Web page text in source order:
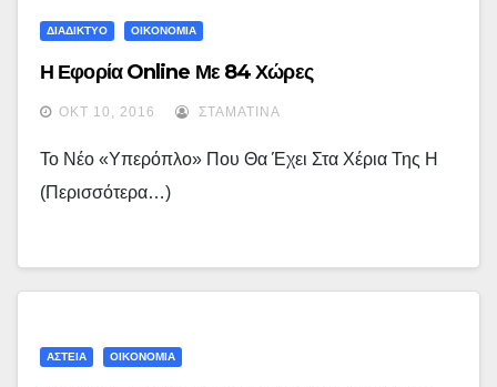
ΔΙΑΔΙΚΤΥΟ ΟΙΚΟΝΟΜΙΑ
Η Εφορία Online Με 84 Χώρες
ΟΚΤ 10, 2016 ΣΤΑΜΑΤΊΝΑ
Το Νέο «υπερόπλο» Που Θα Έχει Στα Χέρια Της Η
(περισσότερα…)
ΑΣΤΕΙΑ ΟΙΚΟΝΟΜΙΑ